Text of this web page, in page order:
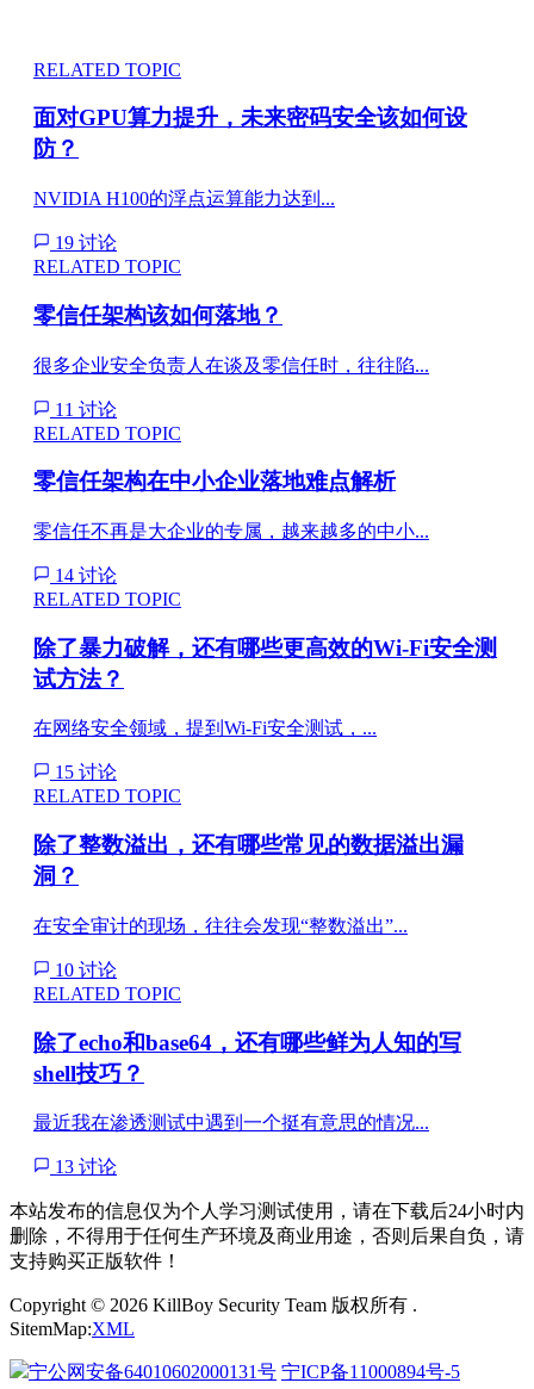
RELATED TOPIC
面对GPU算力提升，未来密码安全该如何设
防？
NVIDIA H100的浮点运算能力达到...
19 讨论
RELATED TOPIC
零信任架构该如何落地？
很多企业安全负责人在谈及零信任时，往往陷...
11 讨论
RELATED TOPIC
零信任架构在中小企业落地难点解析
零信任不再是大企业的专属，越来越多的中小...
14 讨论
RELATED TOPIC
除了暴力破解，还有哪些更高效的Wi-Fi安全测
试方法？
在网络安全领域，提到Wi-Fi安全测试，...
15 讨论
RELATED TOPIC
除了整数溢出，还有哪些常见的数据溢出漏
洞？
在安全审计的现场，往往会发现“整数溢出”...
10 讨论
RELATED TOPIC
除了echo和base64，还有哪些鲜为人知的写
shell技巧？
最近我在渗透测试中遇到一个挺有意思的情况...
13 讨论
本站发布的信息仅为个人学习测试使用，请在下载后24小时内
删除，不得用于任何生产环境及商业用途，否则后果自负，请
支持购买正版软件！
Copyright © 2026 KillBoy Security Team 版权所有 .
SitemMap:XML
宁公网安备64010602000131号 宁ICP备11000894号-5